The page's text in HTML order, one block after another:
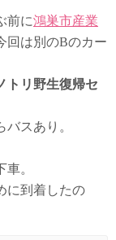
前に鴻巣市産業
回は別のBのカー
トリ野生復帰セ
スあり。
車。
に到着したの